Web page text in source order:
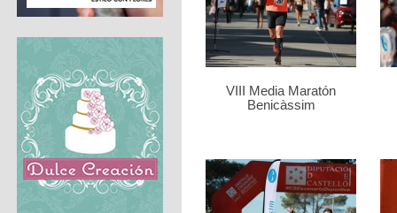
VIII Media Maratón
Benicàssim